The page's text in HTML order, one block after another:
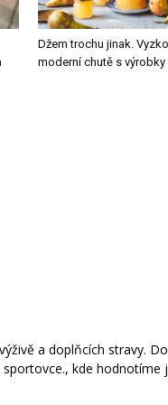
Džem trochu jinak.
moderní chutě s výrobky
a doplňcích stravy.
kde